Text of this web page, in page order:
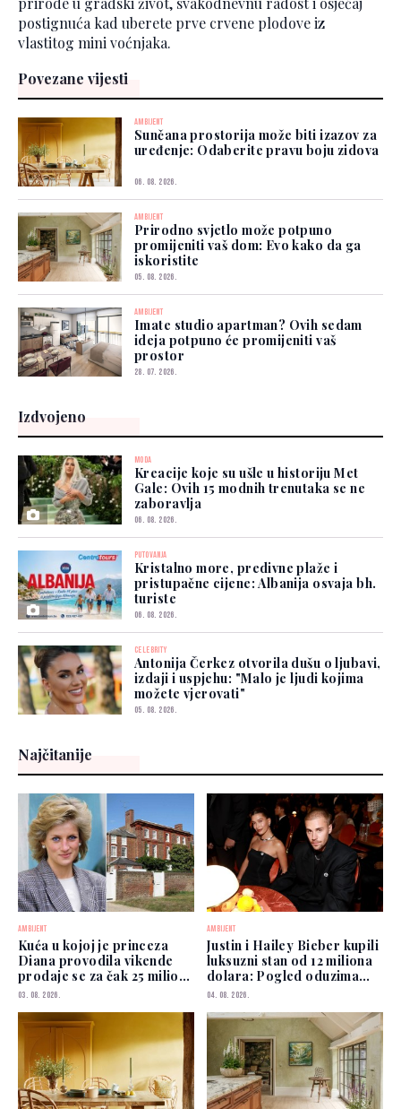
postignuća kad uberete prve crvene plodove iz
vlastitog mini voćnjaka.
Povezane vijesti
AMBIJENT
Sunčana prostorija može biti izazov za
uređenje: Odaberite pravu boju zidova
06. 08. 2026.
AMBIJENT
Prirodno svjetlo može potpuno
promijeniti vaš dom: Evo kako da ga
iskoristite
05. 08. 2026.
AMBIJENT
Imate studio apartman? Ovih sedam
ideja potpuno će promijeniti vaš
prostor
28. 07. 2026.
Izdvojeno
MODA
Kreacije koje su ušle u historiju Met
Gale: Ovih 15 modnih trenutaka se ne
zaboravlja
06. 08. 2026.
PUTOVANJA
Kristalno more, predivne plaže i
pristupačne cijene: Albanija osvaja bh.
turiste
06. 08. 2026.
CELEBRITY
Antonija Čerkez otvorila dušu o ljubavi,
izdaji i uspjehu: "Malo je ljudi kojima
možete vjerovati"
05. 08. 2026.
Najčitanije
AMBIJENT
Kuća u kojoj je princeza
Diana provodila vikende
prodaje se za čak 25 miliona
funti
03. 08. 2026.
AMBIJENT
Justin i Hailey Bieber kupili
luksuzni stan od 12 miliona
dolara: Pogled oduzima
dah
04. 08. 2026.